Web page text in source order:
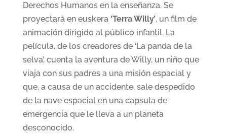
Derechos Humanos en la enseñanza. Se
proyectará en euskera ‘Terra Willy’, un film de
animación dirigido al público infantil. La
película, de los creadores de ‘La panda de la
selva’, cuenta la aventura de Willy, un niño que
viaja con sus padres a una misión espacial y
que, a causa de un accidente, sale despedido
de la nave espacial en una capsula de
emergencia que le lleva a un planeta
desconocido.